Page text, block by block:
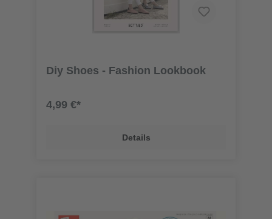
Diy Shoes - Fashion Lookbook
4,99 €*
Details